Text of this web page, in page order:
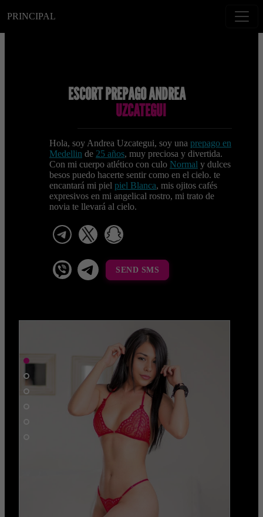
PRINCIPAL
ESCORT PREPAGO ANDREA
UZCATEGUI
Hola, soy Andrea Uzcategui, soy una prepago en
Medellin de 25 años, muy preciosa y divertida.
Con mi cuerpo atlético con culo Normal y dulces
besos puedo hacerte sentir como en el cielo. te
encantará mi piel piel Blanca, mis ojitos cafés
expresivos en mi angelical rostro, mi trato de
novia te llevará al cielo.
telegram
viber Telegram La Celestina
SEND SMS